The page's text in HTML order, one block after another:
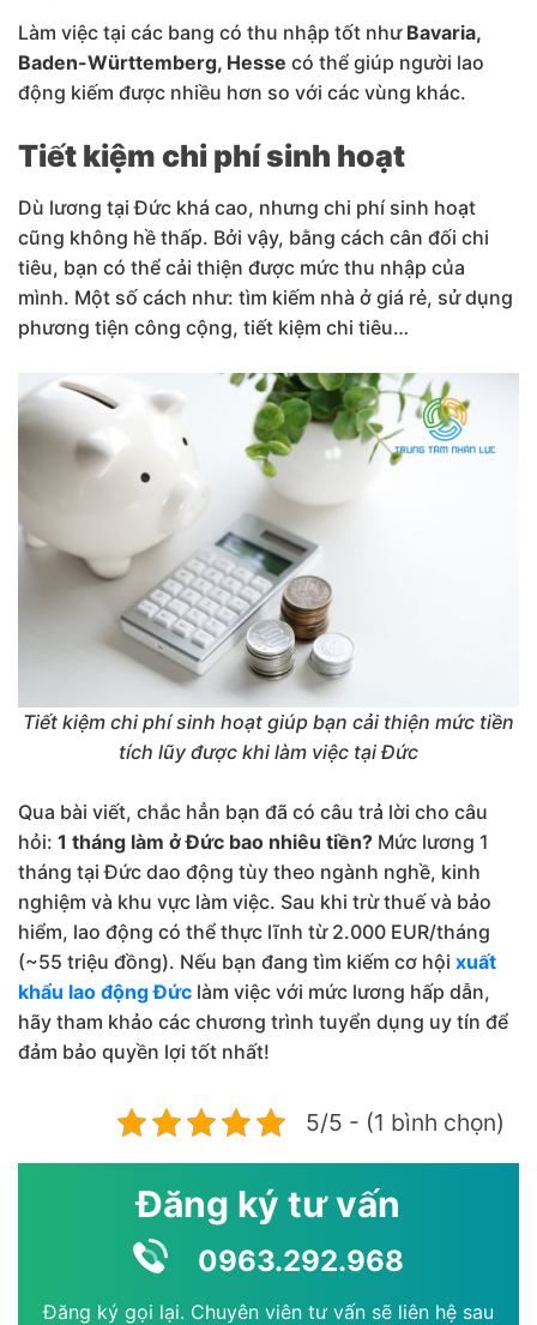
Làm việc tại các bang có thu nhập tốt như Bavaria,
Baden-Württemberg, Hesse có thể giúp người lao
động kiếm được nhiều hơn so với các vùng khác.
Tiết kiệm chi phí sinh hoạt
Dù lương tại Đức khá cao, nhưng chi phí sinh hoạt
cũng không hề thấp. Bởi vậy, bằng cách cân đối chi
tiêu, bạn có thể cải thiện được mức thu nhập của
mình. Một số cách như: tìm kiếm nhà ở giá rẻ, sử dụng
phương tiện công cộng, tiết kiệm chi tiêu…
Tiết kiệm chi phí sinh hoạt giúp bạn cải thiện mức tiền
tích lũy được khi làm việc tại Đức
Qua bài viết, chắc hẳn bạn đã có câu trả lời cho câu
hỏi: 1 tháng làm ở Đức bao nhiêu tiền? Mức lương 1
tháng tại Đức dao động tùy theo ngành nghề, kinh
nghiệm và khu vực làm việc. Sau khi trừ thuế và bảo
hiểm, lao động có thể thực lĩnh từ 2.000 EUR/tháng
(~55 triệu đồng). Nếu bạn đang tìm kiếm cơ hội xuất
khẩu lao động Đức làm việc với mức lương hấp dẫn,
hãy tham khảo các chương trình tuyển dụng uy tín để
đảm bảo quyền lợi tốt nhất!
5/5 - (1 bình chọn)
Đăng ký tư vấn
0963.292.968
Đăng ký gọi lại. Chuyên viên tư vấn sẽ liên hệ sau